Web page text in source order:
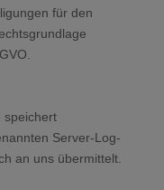
für den
speichert
Server-Log-
an uns übermittelt.